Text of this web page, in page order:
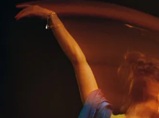
de
un
corps
performant
en
France